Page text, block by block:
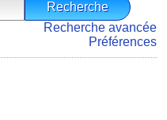
Recherche avancée
Préférences